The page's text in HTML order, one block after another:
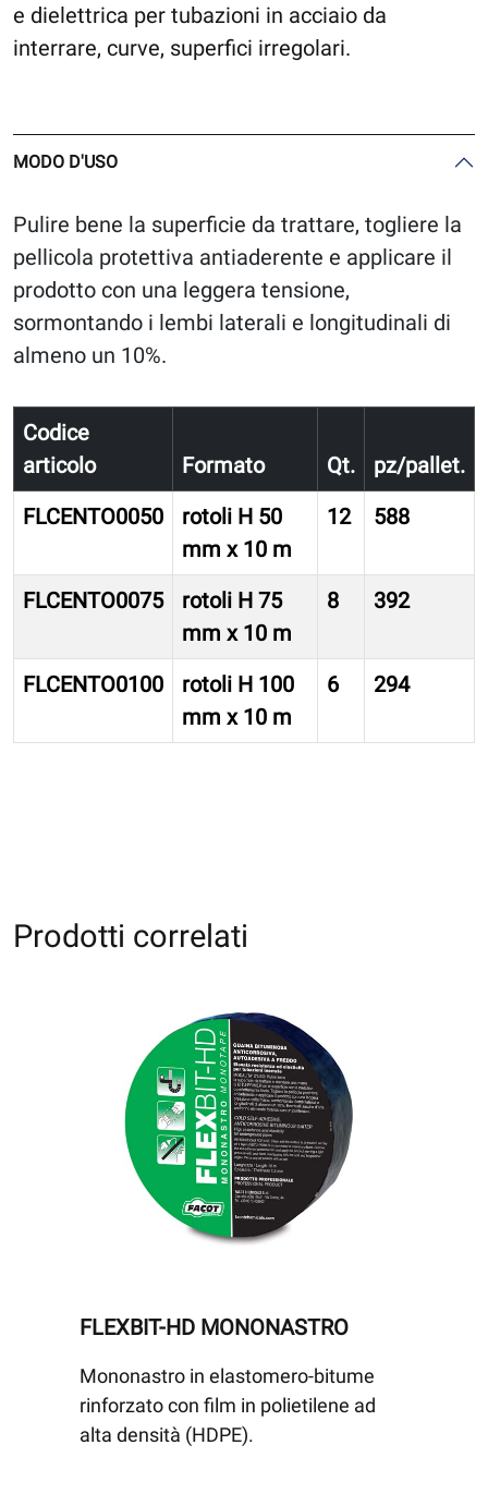
e dielettrica per tubazioni in acciaio da
interrare, curve, superfici irregolari.
MODO D'USO
Pulire bene la superficie da trattare, togliere la
pellicola protettiva antiaderente e applicare il
prodotto con una leggera tensione,
sormontando i lembi laterali e longitudinali di
almeno un 10%.
Codice
articolo
Formato Qt.
pz/pallet.
FLCENTO0050
rotoli H 50
mm x 10 m
12 588
FLCENTO0075
rotoli H 75
mm x 10 m
8 392
FLCENTO0100
rotoli H 100
mm x 10 m
6 294
Prodotti correlati
FLEXBIT-HD MONONASTRO
Mononastro in elastomero-bitume
rinforzato con film in polietilene ad
alta densità (HDPE).